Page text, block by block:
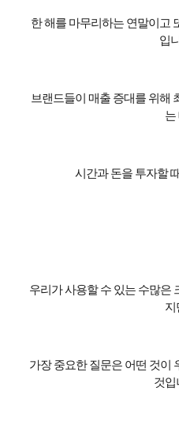
한 해를 마무리하는 연말이고
입
브랜드들이 매출 증대를 위해
는
시간과 돈을 투자할
우리가 사용할 수 있는 수많은
지
가장 중요한 질문은 어떤 것이
것입